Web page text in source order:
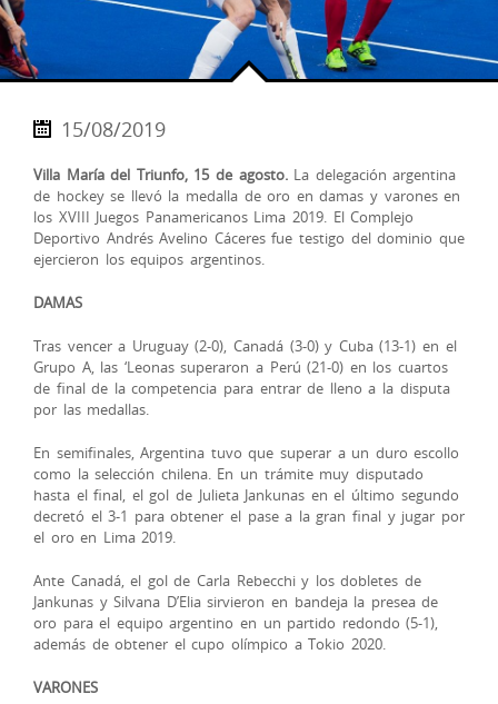
15/08/2019
Villa María del Triunfo, 15 de agosto.La delegación argentina
de hockey se llevó la medalla de oro en damas y varones en
los XVIII Juegos Panamericanos Lima 2019. El Complejo
Deportivo Andrés Avelino Cáceres fue testigo del dominio que
ejercieron los equipos argentinos.
DAMAS
Tras vencer a Uruguay (2-0), Canadá (3-0) y Cuba (13-1) en el
Grupo A, las ‘Leonas superaron a Perú (21-0) en los cuartos
de final de la competencia para entrar de lleno a la disputa
por las medallas.
En semifinales, Argentina tuvo que superar a un duro escollo
como la selección chilena. En un trámite muy disputado
hasta el final, el gol de Julieta Jankunas en el último segundo
decretó el 3-1 para obtener el pase a la gran final y jugar por
el oro en Lima 2019.
Ante Canadá, el gol de Carla Rebecchi y los dobletes de
Jankunas y Silvana D’Elia sirvieron en bandeja la presea de
oro para el equipo argentino en un partido redondo (5-1),
además de obtener el cupo olímpico a Tokio 2020.
VARONES